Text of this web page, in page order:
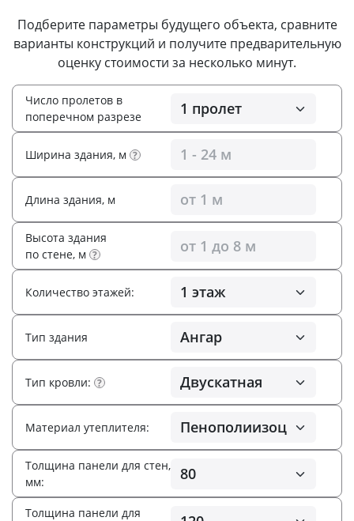
Подберите параметры будущего объекта, сравните
варианты конструкций и получите предварительную
оценку стоимости за несколько минут.
Число пролетов в
поперечном разрезе
Тип здания
Ширина здания, м ?
Тип кровли: ?
Длина здания, м
Материал утеплителя:
Высота здания
по стене, м ?
Толщина панели для стен,
мм:
Количество этажей:
Толщина панели для